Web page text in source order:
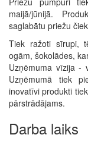
maijā/jūnijā.
saglabātu priežu
Tiek ražoti sīrupi,
ogām, šokolādes,
Uzņēmuma vīzija -
Uzņēmumā tiek
inovatīvi produkti
pārstrādājams.
Darba laiks